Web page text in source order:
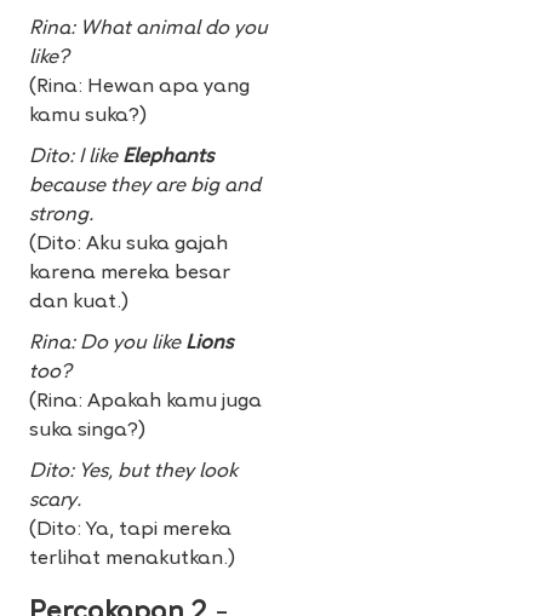
Rina: What animal do you
like?
(Rina: Hewan apa yang
kamu suka?)
Dito: I like Elephants
because they are big and
strong.
(Dito: Aku suka gajah
karena mereka besar
dan kuat.)
Rina: Do you like Lions
too?
(Rina: Apakah kamu juga
suka singa?)
Dito: Yes, but they look
scary.
(Dito: Ya, tapi mereka
terlihat menakutkan.)